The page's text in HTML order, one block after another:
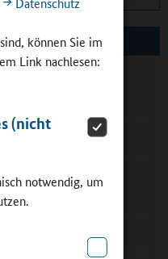
können Sie im
Link nachlesen:
(nicht
notwendig, um
gehören in den
Fort-Gymnasium